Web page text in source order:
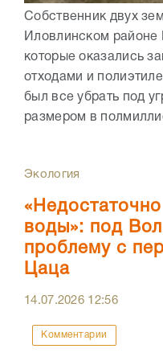
Собственник двух
Иловлинском районе
которые оказались
отходами и
был все убрать под
размером в
Экология
воды»: под
проблему с
Цаца
14.07.2026 12:56
Комментарии